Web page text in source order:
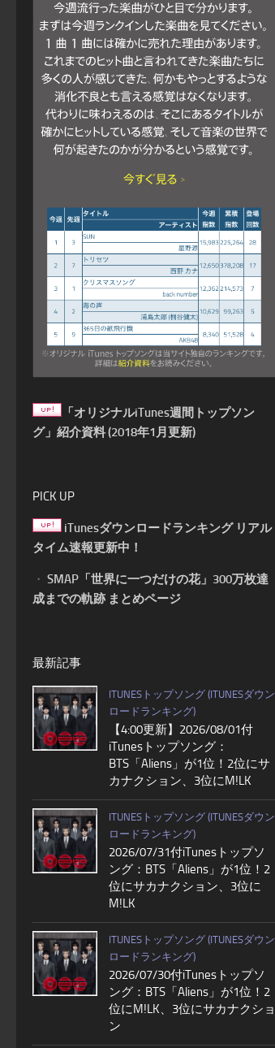
「オリジナルiTunes週間トップソン
グ」紹介資料 (2018年1月更新)
PICK UP
iTunesダウンロードランキング リアル
タイム速報更新中！
・ SMAP「世界に一つだけの花」300万枚達
成までの軌跡 まとめページ
最新記事
ITUNESトップソング (ITUNESダウン
ロードランキング)
【4:00更新】2026/08/01付
iTunesトップソング：
BTS「Aliens」が1位！2位にサ
カナクション、3位にM!LK
ITUNESトップソング (ITUNESダウン
ロードランキング)
2026/07/31付iTunesトップソ
ング：BTS「Aliens」が1位！2
位にサカナクション、3位に
M!LK
ITUNESトップソング (ITUNESダウン
ロードランキング)
2026/07/30付iTunesトップソ
ング：BTS「Aliens」が1位！2
位にM!LK、3位にサカナクショ
ン